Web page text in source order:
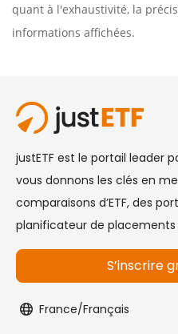
quant à l'exhaustivité, la
informations affichées.